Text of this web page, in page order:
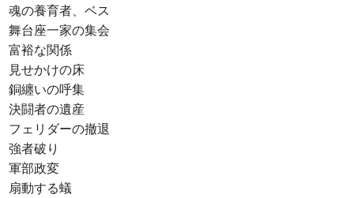
魂の養育者、ベス
舞台座一家の集会
富裕な関係
見せかけの床
銅纏いの呼集
決闘者の遺産
フェリダーの撤退
強者破り
軍部政変
扇動する蟻